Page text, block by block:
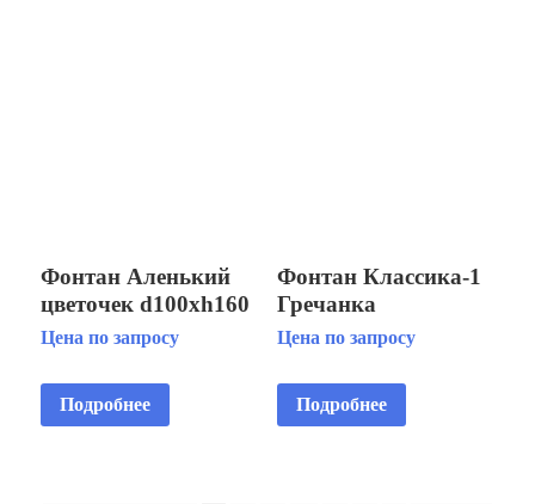
Фонтан Аленький
цветочек d100хh160
Цена по запросу
Подробнее
Фонтан Классика-1
Гречанка
D150xH230
Цена по запросу
Подробнее